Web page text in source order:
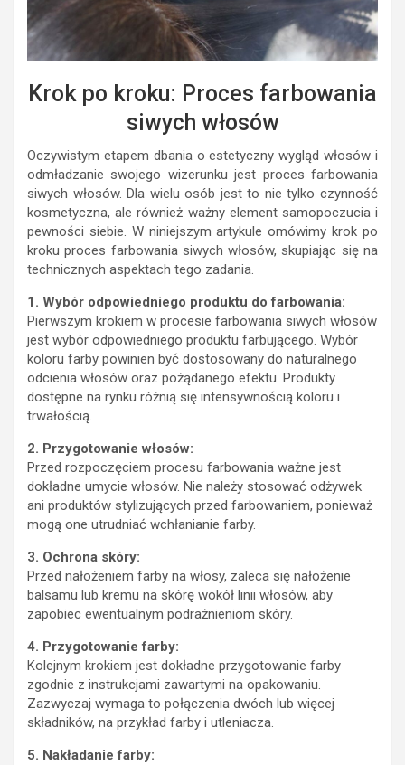
Krok po kroku: Proces farbowania
siwych włosów
Oczywistym etapem dbania o estetyczny wygląd włosów i
odmładzanie swojego wizerunku jest proces farbowania
siwych włosów. Dla wielu osób jest to nie tylko czynność
kosmetyczna, ale również ważny element samopoczucia i
pewności siebie. W niniejszym artykule omówimy krok po
kroku proces farbowania siwych włosów, skupiając się na
technicznych aspektach tego zadania.
1. Wybór odpowiedniego produktu do farbowania:
Pierwszym krokiem w procesie farbowania siwych włosów
jest wybór odpowiedniego produktu farbującego. Wybór
koloru farby powinien być dostosowany do naturalnego
odcienia włosów oraz pożądanego efektu. Produkty
dostępne na rynku różnią się intensywnością koloru i
trwałością.
2. Przygotowanie włosów:
Przed rozpoczęciem procesu farbowania ważne jest
dokładne umycie włosów. Nie należy stosować odżywek
ani produktów stylizujących przed farbowaniem, ponieważ
mogą one utrudniać wchłanianie farby.
3. Ochrona skóry:
Przed nałożeniem farby na włosy, zaleca się nałożenie
balsamu lub kremu na skórę wokół linii włosów, aby
zapobiec ewentualnym podrażnieniom skóry.
4. Przygotowanie farby:
Kolejnym krokiem jest dokładne przygotowanie farby
zgodnie z instrukcjami zawartymi na opakowaniu.
Zazwyczaj wymaga to połączenia dwóch lub więcej
składników, na przykład farby i utleniacza.
5. Nakładanie farby: